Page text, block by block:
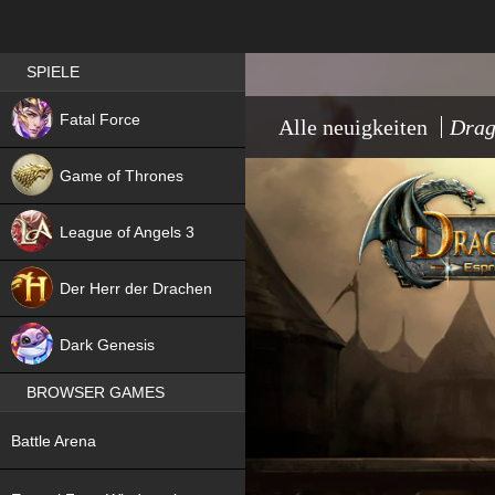
Alle neuigkeiten
Best RPG games in Germany
SPIELE
Fatal Force
NEW
Game of Thrones
League of Angels 3
Der Herr der Drachen
Dark Genesis
BROWSER GAMES
Battle Arena